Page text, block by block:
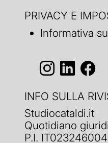
PRIVACY E
Informativa
INFO SULLA
Studiocataldi.it
Quotidiano
P.I.